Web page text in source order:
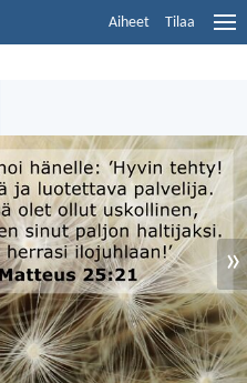
Aiheet Tilaa
»